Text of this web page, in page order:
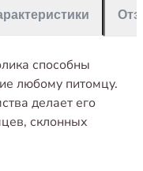
способны
любому питомцу.
делает его
склонных